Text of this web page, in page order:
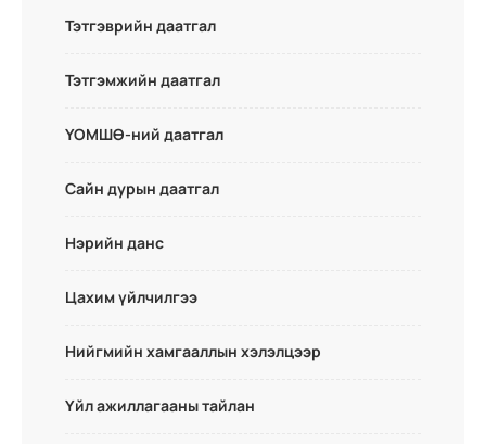
Тэтгэврийн даатгал
Тэтгэмжийн даатгал
ҮОМШӨ-ний даатгал
Сайн дурын даатгал
Нэрийн данс
Цахим үйлчилгээ
Нийгмийн хамгааллын хэлэлцээр
Үйл ажиллагааны тайлан